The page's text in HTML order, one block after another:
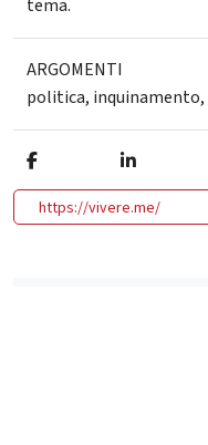
tema.
ARGOMENTI
politica, inquinamento,
https://vivere.me/